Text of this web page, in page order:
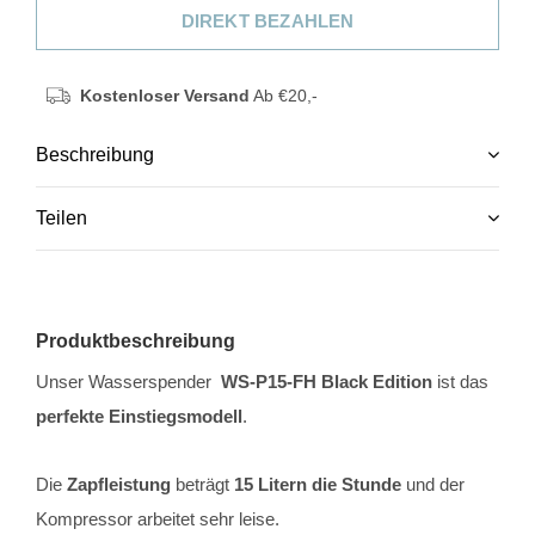
DIREKT BEZAHLEN
Kostenloser Versand Ab €20,-
Beschreibung
Teilen
Produktbeschreibung
Unser Wasserspender WS-P15-FH Black Edition ist das
perfekte Einstiegsmodell.
Die Zapfleistung beträgt 15 Litern die Stunde und der
Kompressor arbeitet sehr leise.